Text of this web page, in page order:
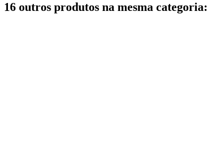
16 outros produtos na mesma categoria: